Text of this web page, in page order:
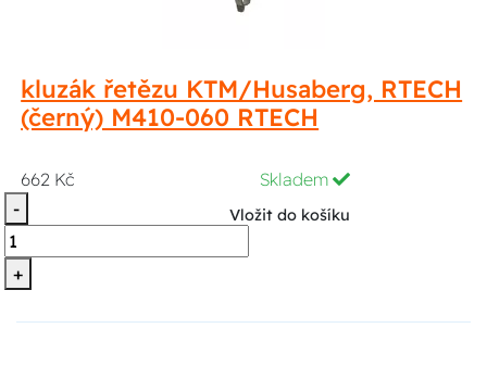
kluzák řetězu KTM/Husaberg, RTECH
(černý) M410-060 RTECH
662 Kč
Skladem
-
+
Vložit do košíku